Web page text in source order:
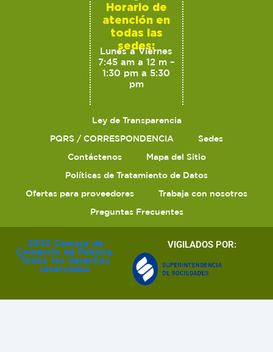
Horario de
atención en
todas las
sedes:
Lunes a Viernes
7:45 am a 12 m –
1:30 pm a 5:30
pm
Ley de Transparencia
PQRS / CORRESPONDENCIA
Sedes
Contáctenos
Mapa del Sitio
Políticas de Tratamiento de Datos
Ofertas para proveedores
Trabaja con nosotros
Preguntas Frecuentes
2023 Cámara de
Comercio de Palmira.
Todos los derechos
reservados
VIGILADOS POR: